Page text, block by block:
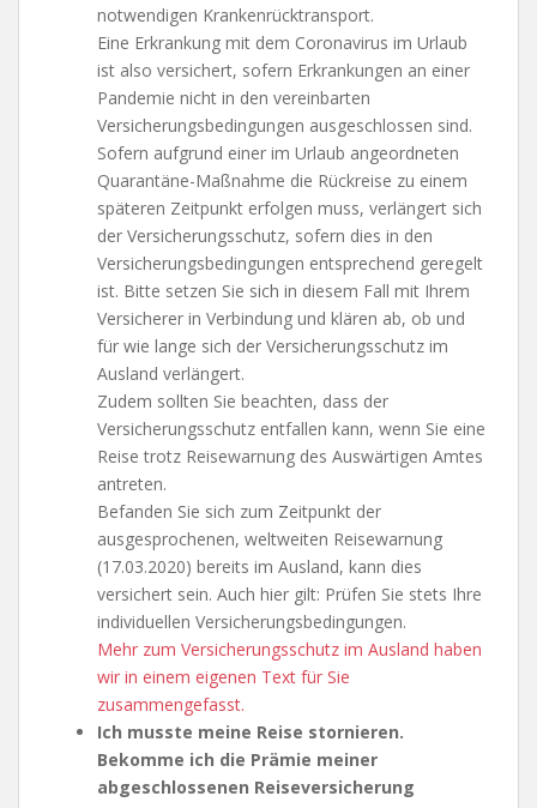
notwendigen Krankenrücktransport.
Eine Erkrankung mit dem Coronavirus im Urlaub
ist also versichert, sofern Erkrankungen an einer
Pandemie nicht in den vereinbarten
Versicherungsbedingungen ausgeschlossen sind.
Sofern aufgrund einer im Urlaub angeordneten
Quarantäne-Maßnahme die Rückreise zu einem
späteren Zeitpunkt erfolgen muss, verlängert sich
der Versicherungsschutz, sofern dies in den
Versicherungsbedingungen entsprechend geregelt
ist. Bitte setzen Sie sich in diesem Fall mit Ihrem
Versicherer in Verbindung und klären ab, ob und
für wie lange sich der Versicherungsschutz im
Ausland verlängert.
Zudem sollten Sie beachten, dass der
Versicherungsschutz entfallen kann, wenn Sie eine
Reise trotz Reisewarnung des Auswärtigen Amtes
antreten.
Befanden Sie sich zum Zeitpunkt der
ausgesprochenen, weltweiten Reisewarnung
(17.03.2020) bereits im Ausland, kann dies
versichert sein. Auch hier gilt: Prüfen Sie stets Ihre
individuellen Versicherungsbedingungen.
Mehr zum Versicherungsschutz im Ausland haben
wir in einem eigenen Text für Sie
zusammengefasst.
Ich musste meine Reise stornieren.
Bekomme ich die Prämie meiner
abgeschlossenen Reiseversicherung